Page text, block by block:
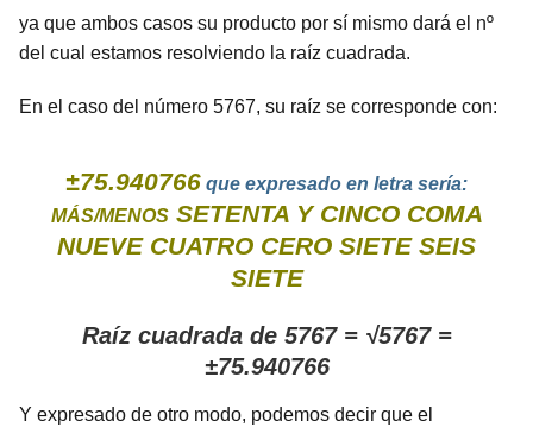
ya que ambos casos su producto por sí mismo dará el nº
del cual estamos resolviendo la raíz cuadrada.
En el caso del número 5767, su raíz se corresponde con:
±75.940766 que expresado en letra sería:
MÁS/MENOS SETENTA Y CINCO COMA
NUEVE CUATRO CERO SIETE SEIS
SIETE
Raíz cuadrada de 5767 = √5767 =
±75.940766
Y expresado de otro modo, podemos decir que el